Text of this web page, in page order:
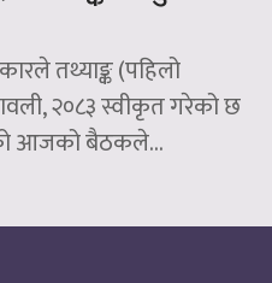
तथ्याङ्क (पहिलो
२०८३ स्वीकृत गरेको छ
आजको बैठकले...